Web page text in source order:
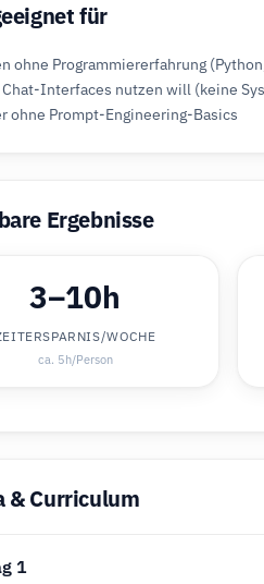
für
ohne Programmiererfahrung
Chat-Interfaces nutzen will (keine
ohne Prompt-Engineering-Basics
Ergebnisse
3–10h
WOCHE
ca. 5h/Person
& Curriculum
1